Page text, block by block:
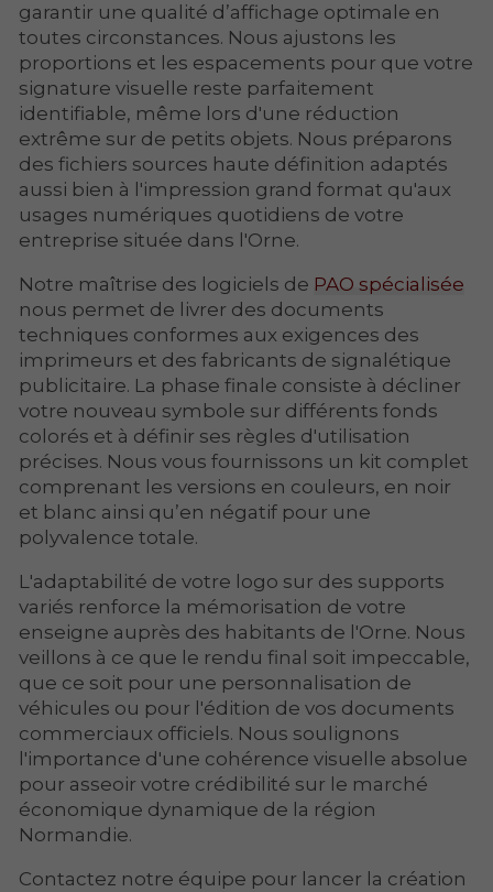
garantir une qualité d’affichage optimale en
toutes circonstances. Nous ajustons les
proportions et les espacements pour que votre
signature visuelle reste parfaitement
identifiable, même lors d'une réduction
extrême sur de petits objets. Nous préparons
des fichiers sources haute définition adaptés
aussi bien à l'impression grand format qu'aux
usages numériques quotidiens de votre
entreprise située dans l'Orne.
Notre maîtrise des logiciels de PAO spécialisée
nous permet de livrer des documents
techniques conformes aux exigences des
imprimeurs et des fabricants de signalétique
publicitaire. La phase finale consiste à décliner
votre nouveau symbole sur différents fonds
colorés et à définir ses règles d'utilisation
précises. Nous vous fournissons un kit complet
comprenant les versions en couleurs, en noir
et blanc ainsi qu’en négatif pour une
polyvalence totale.
L'adaptabilité de votre logo sur des supports
variés renforce la mémorisation de votre
enseigne auprès des habitants de l'Orne. Nous
veillons à ce que le rendu final soit impeccable,
que ce soit pour une personnalisation de
véhicules ou pour l'édition de vos documents
commerciaux officiels. Nous soulignons
l'importance d'une cohérence visuelle absolue
pour asseoir votre crédibilité sur le marché
économique dynamique de la région
Normandie.
Contactez notre équipe pour lancer la création